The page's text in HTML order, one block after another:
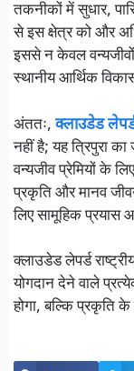
तकनीकों में सुधार,
से इस क्षेत्र को और
इससे न केवल वन्यजीवों
स्थानीय आर्थिक
अंततः, क्लाउडेड लेपर्ड
नहीं है; यह त्रिपुरा का
वन्यजीव प्रेमियों के
प्रकृति और मानव
लिए सामूहिक प्रयास
क्लाउडेड लेपर्ड
योगदान देने वाले
होगा, बल्कि प्रकृति